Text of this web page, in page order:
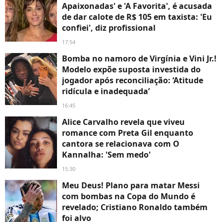
Apaixonadas' e 'A Favorita', é acusada
de dar calote de R$ 105 em taxista: 'Eu
confiei', diz profissional
17:54
Bomba no namoro de Virgínia e Vini Jr.!
Modelo expõe suposta investida do
jogador após reconciliação: ‘Atitude
ridícula e inadequada’
16:45
Alice Carvalho revela que viveu
romance com Preta Gil enquanto
cantora se relacionava com O
Kannalha: 'Sem medo'
15:30
Meu Deus! Plano para matar Messi
com bombas na Copa do Mundo é
revelado; Cristiano Ronaldo também
foi alvo